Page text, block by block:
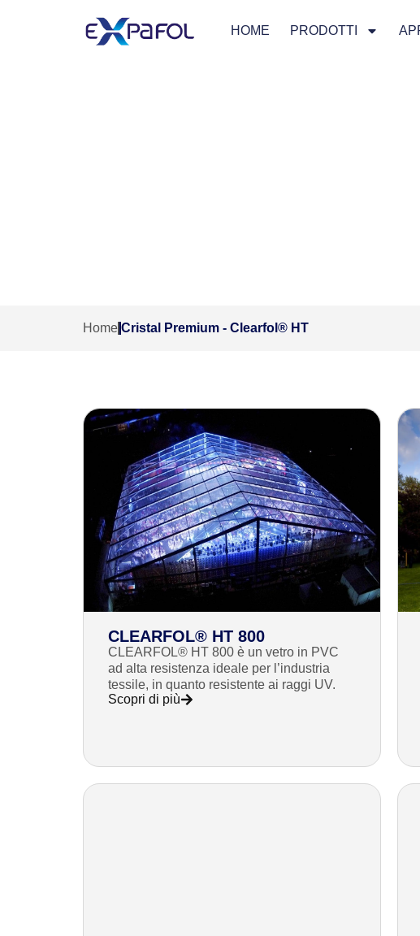
HOME PRODOTTI
Home Cristal Premium - Clearfol® HT
CLEARFOL® HT 800
CLEARFOL® HT 800 è un vetro in PVC
ad alta resistenza ideale per l’industria
tessile, in quanto resistente ai raggi UV.
Scopri di più